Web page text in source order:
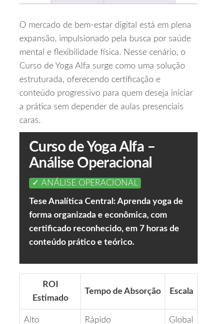
O mercado de bem‑estar digital está em plena
expansão, impulsionado pela busca por saúde
mental e flexibilidade física. Nesse cenário, o
Curso de Yoga Alfa surge como uma solução
estruturada, oferecendo certificação e
conteúdo progressivo para quem deseja iniciar
a prática sem depender de aulas presenciais
caras.
Curso de Yoga Alfa –
Análise Operacional
✓ ANÁLISE OPERACIONAL
Tese Analítica Central: Aprenda yoga de
forma organizada e econômica, com
certificado reconhecido, em 7 horas de
conteúdo prático e teórico.
ROI
Estimado
Tempo de Absorção Escala
Alto Rápido Global